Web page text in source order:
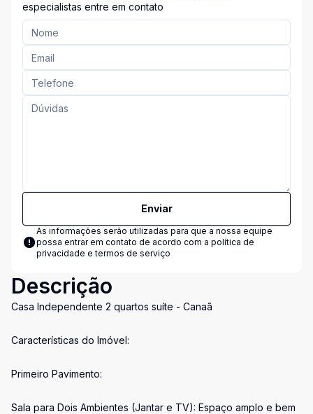
especialistas entre em contato
Enviar
As informações serão utilizadas para que a nossa equipe
possa entrar em contato de acordo com a política de
privacidade e termos de serviço
Descrição
Casa Independente 2 quartos suíte - Canaã
Características do Imóvel:
Primeiro Pavimento:
Sala para Dois Ambientes (Jantar e TV): Espaço amplo e bem